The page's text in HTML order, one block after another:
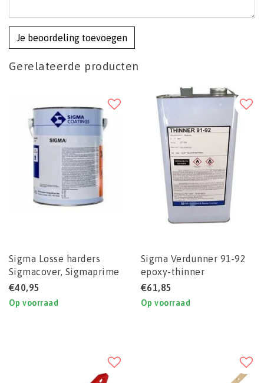
Je beoordeling toevoegen
Gerelateerde producten
Sigma Losse harders
Sigmacover, Sigmaprime
en Sigmadur
€40,95
Op voorraad
Sigma Verdunner 91-92
epoxy-thinner
€61,85
Op voorraad